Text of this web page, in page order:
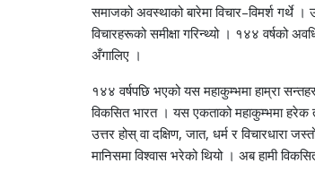
समाजको अवस्थाको बारेमा विचार–विमर्श गर्थे
विचारहरूको समीक्षा गरिन्थ्यो । १४४ वर्षको
अँगालिए ।
१४४ वर्षपछि भएको यस महाकुम्भमा हाम्रा
विकसित भारत । यस एकताको महाकुम्भमा हरेक
उत्तर होस् वा दक्षिण, जात, धर्म र
मानिसमा विश्वास भरेको थियो । अब हामी